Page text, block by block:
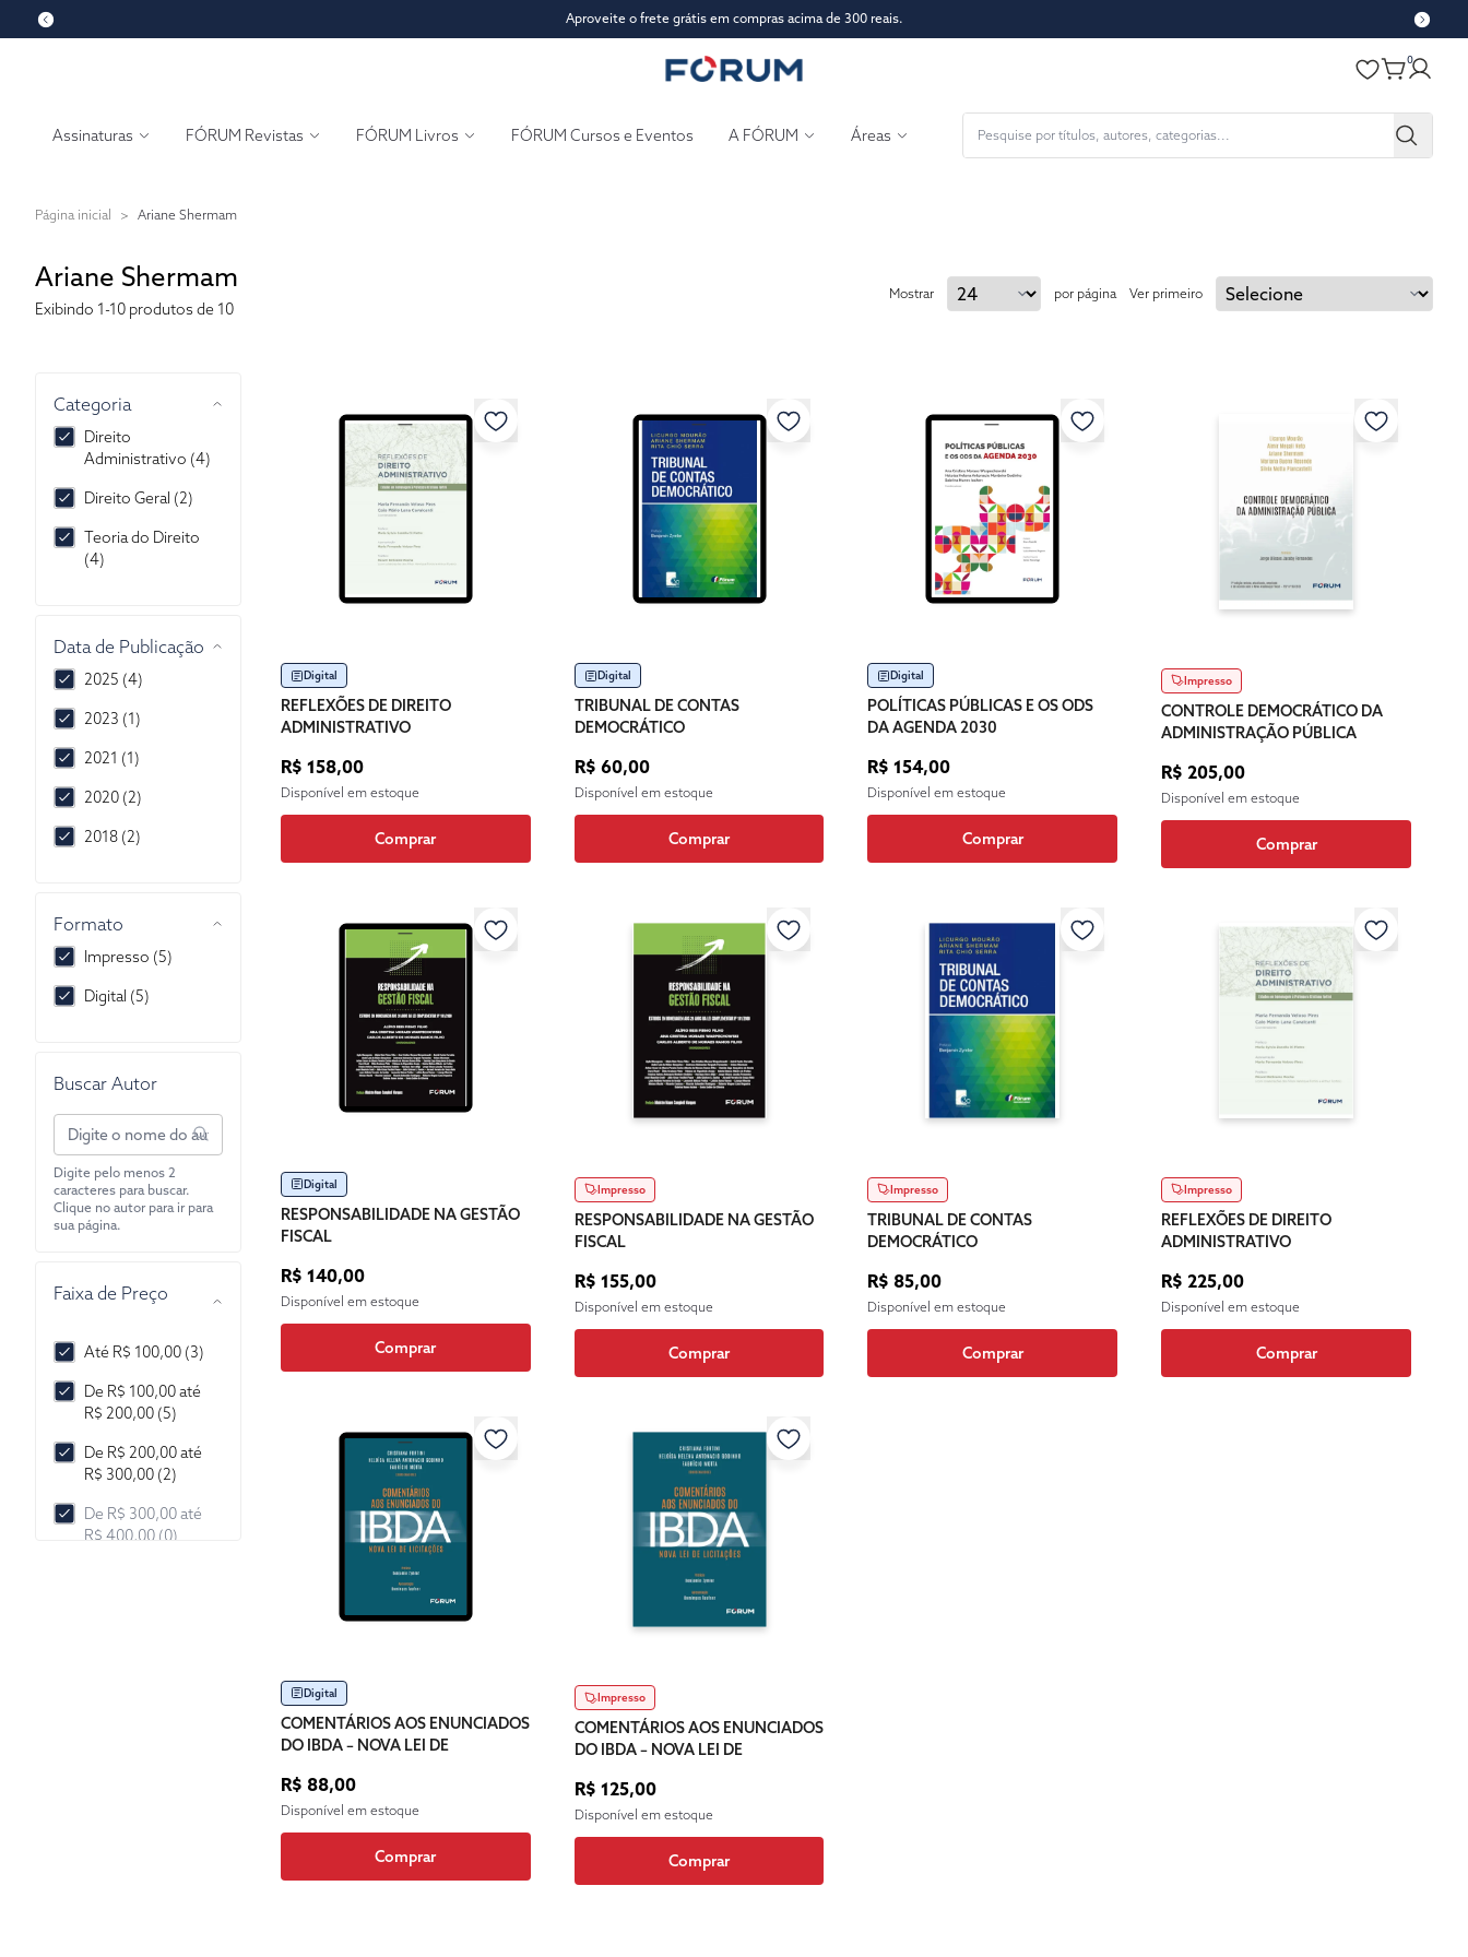
Aproveite o frete grátis em compras acima de 300 reais.
0
Assinaturas FÓRUM Revistas FÓRUM Livros FÓRUM Cursos e Eventos A FÓRUM Áreas
Página inicial > Ariane Shermam
Ariane Shermam
Exibindo 1-10 produtos de 10
Mostrar por página Ver primeiro
Data de Publicação
2025 (4)
2023 (1)
2021 (1)
2020 (2)
2018 (2)
Formato
Impresso (5)
Digital (5)
Categoria
Direito
Administrativo (4)
Direito Geral (2)
Teoria do Direito
(4)
Buscar Autor
Digite pelo menos 2
caracteres para buscar.
Clique no autor para ir para
sua página.
Faixa de Preço
Até R$ 100,00 (3)
De R$ 100,00 até
R$ 200,00 (5)
De R$ 200,00 até
R$ 300,00 (2)
De R$ 300,00 até
R$ 400,00 (0)
Digital
REFLEXÕES DE DIREITO
ADMINISTRATIVO
R$ 158,00
Disponível em estoque
Comprar
Digital
TRIBUNAL DE CONTAS
DEMOCRÁTICO
R$ 60,00
Disponível em estoque
Comprar
Digital
POLÍTICAS PÚBLICAS E OS ODS
DA AGENDA 2030
R$ 154,00
Disponível em estoque
Comprar
Impresso
CONTROLE DEMOCRÁTICO DA
ADMINISTRAÇÃO PÚBLICA
R$ 205,00
Disponível em estoque
Comprar
Digital
RESPONSABILIDADE NA GESTÃO
FISCAL
R$ 140,00
Disponível em estoque
Comprar
Impresso
RESPONSABILIDADE NA GESTÃO
FISCAL
R$ 155,00
Disponível em estoque
Comprar
Impresso
TRIBUNAL DE CONTAS
DEMOCRÁTICO
R$ 85,00
Disponível em estoque
Comprar
Impresso
REFLEXÕES DE DIREITO
ADMINISTRATIVO
R$ 225,00
Disponível em estoque
Comprar
Digital
COMENTÁRIOS AOS ENUNCIADOS
DO IBDA – NOVA LEI DE
R$ 88,00
Disponível em estoque
Comprar
Impresso
COMENTÁRIOS AOS ENUNCIADOS
DO IBDA – NOVA LEI DE
R$ 125,00
Disponível em estoque
Comprar